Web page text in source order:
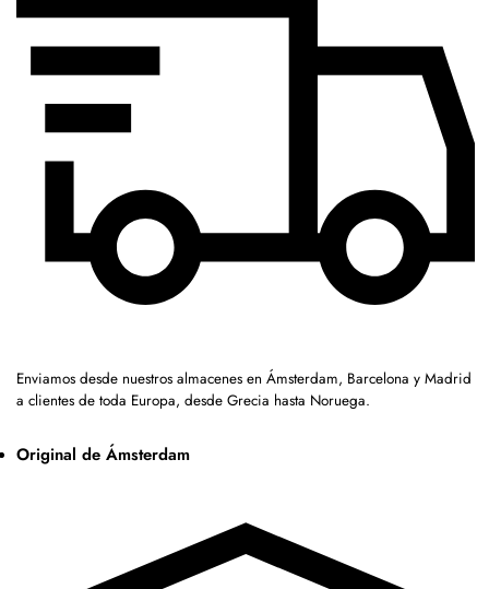
Enviamos desde nuestros almacenes en Ámsterdam, Barcelona y Madrid
a clientes de toda Europa, desde Grecia hasta Noruega.
Original de Ámsterdam